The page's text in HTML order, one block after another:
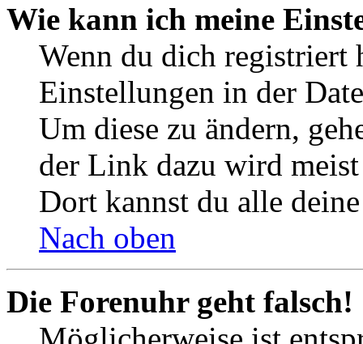
Wie kann ich meine
Wenn du dich registriert
Einstellungen in der
Um diese zu ändern,
der Link dazu wird
Dort kannst du alle
Nach oben
Die Forenuhr geht falsch!